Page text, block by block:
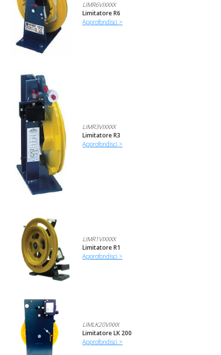
LIMR6VIXXXX
Limitatore R6
Approfondisci >
LIMR3VIXXXX
Limitatore R3
Approfondisci >
LIMR1VIXXXX
Limitatore R1
Approfondisci >
LIMLK20VIXXX
Limitatore LK 200
Approfondisci >